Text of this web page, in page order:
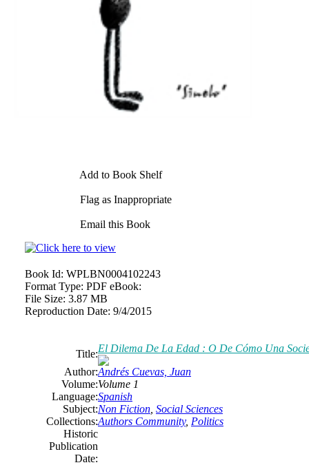
Add to Book Shelf
Flag as Inappropriate
Email this Book
Book Id: WPLBN0004102243
Format Type: PDF eBook:
File Size: 3.87 MB
Reproduction Date: 9/4/2015
Title:El Dilema De La Edad : O De Cómo Una
Author:Andrés Cuevas, Juan
Volume:Volume 1
Language:Spanish
Subject:Non Fiction Social Sciences
Collections:Authors Community, Politics
Historic
Publication
Date: